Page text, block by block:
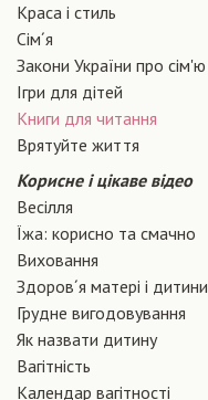
Краса і стиль
Сiм´я
Закони України про сiм'ю
Ігри для дітей
Книги для читання
Врятуйте життя
Корисне і цікаве відео
Весілля
Їжа: корисно та смачно
Виховання
Здоров´я матері і дитини
Грудне вигодовування
Як назвати дитину
Вагiтнiсть
Календар вагітності